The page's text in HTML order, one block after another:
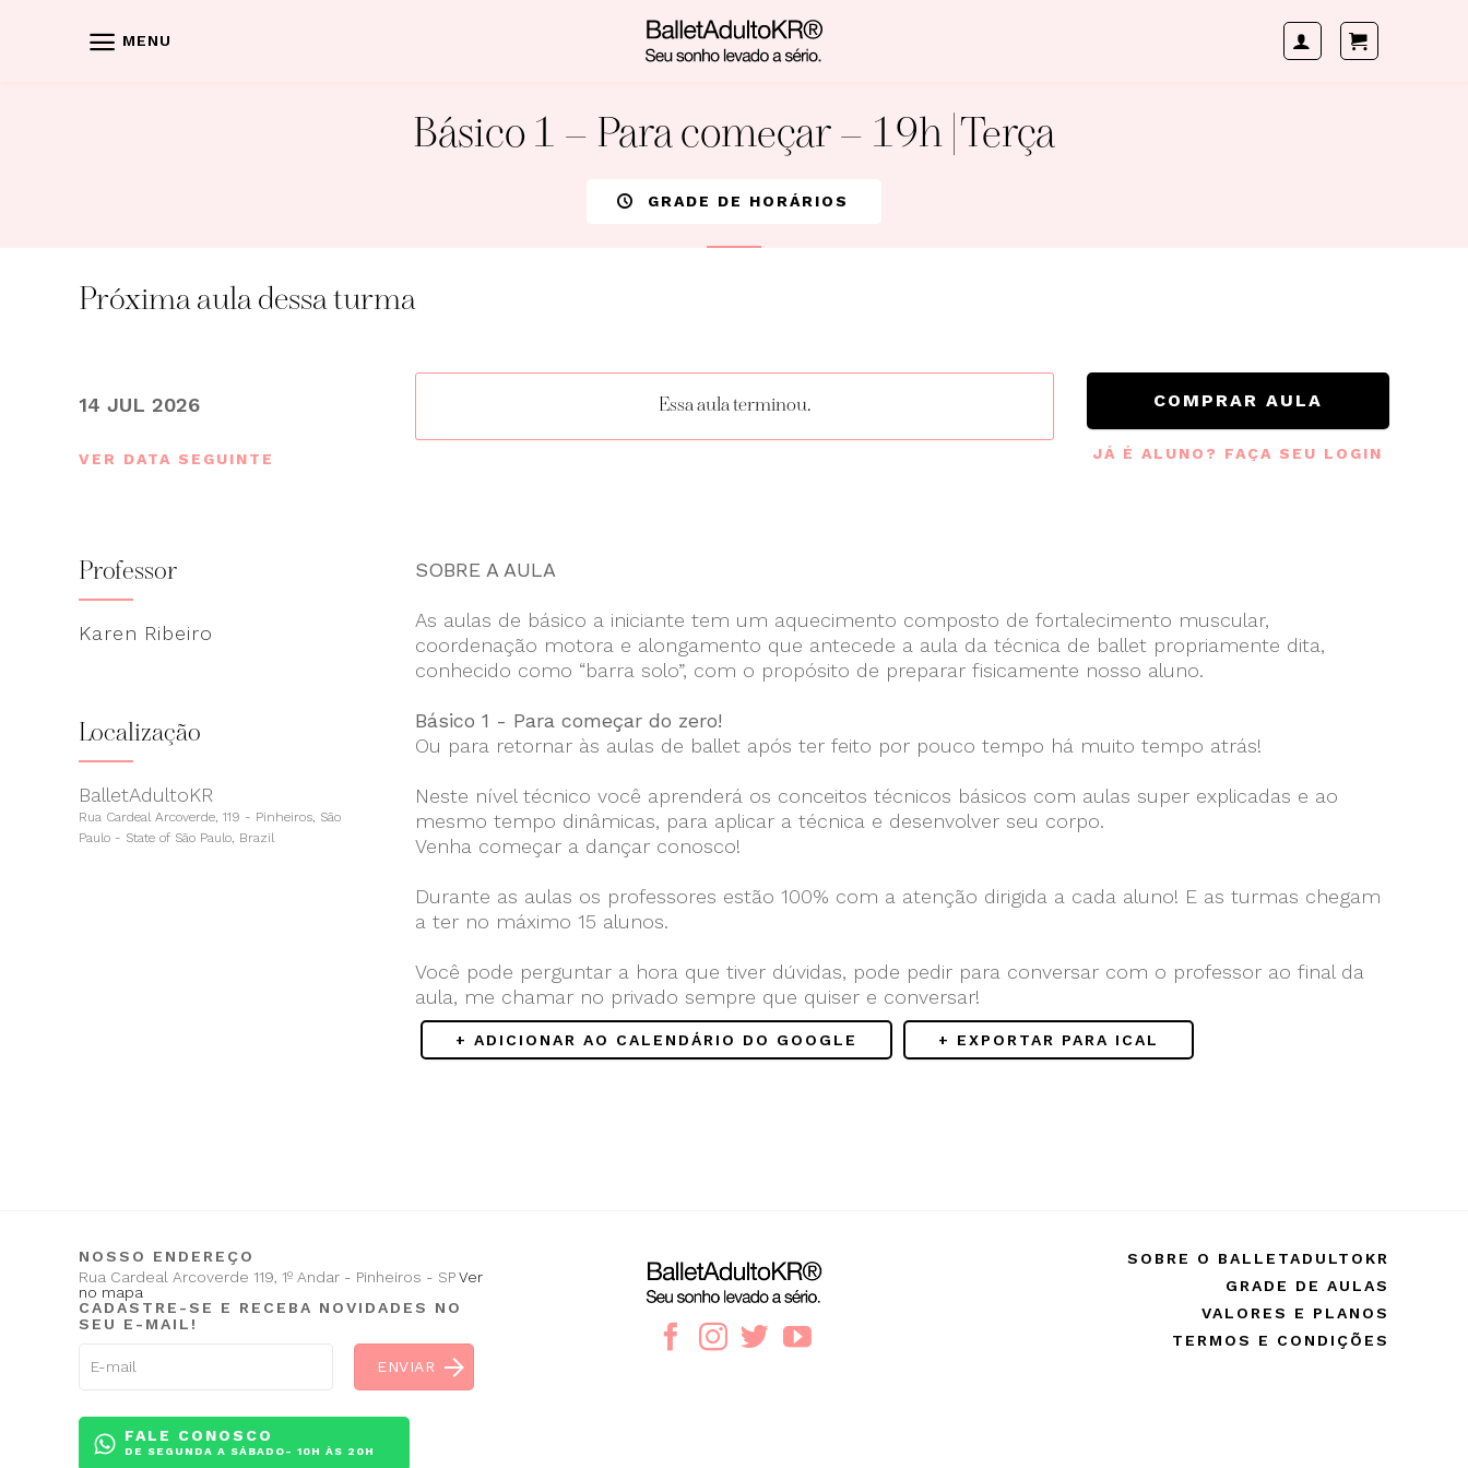
MENU
Básico 1 – Para começar – 19h | Terça
GRADE DE HORÁRIOS
Próxima aula dessa turma
14 JUL 2026
VER DATA SEGUINTE
Essa aula terminou. COMPRAR AULA
JÁ É ALUNO? FAÇA SEU LOGIN
Professor
Karen Ribeiro
Localização
BalletAdultoKR
Rua Cardeal Arcoverde, 119 - Pinheiros, São
Paulo - State of São Paulo, Brazil
SOBRE A AULA
As aulas de básico a iniciante tem um aquecimento composto de fortalecimento muscular,
coordenação motora e alongamento que antecede a aula da técnica de ballet propriamente dita,
conhecido como “barra solo”, com o propósito de preparar fisicamente nosso aluno.
Básico 1 - Para começar do zero!
Ou para retornar às aulas de ballet após ter feito por pouco tempo há muito tempo atrás!
Neste nível técnico você aprenderá os conceitos técnicos básicos com aulas super explicadas e ao
mesmo tempo dinâmicas, para aplicar a técnica e desenvolver seu corpo.
Venha começar a dançar conosco!
Durante as aulas os professores estão 100% com a atenção dirigida a cada aluno! E as turmas chegam
a ter no máximo 15 alunos.
Você pode perguntar a hora que tiver dúvidas, pode pedir para conversar com o professor ao final da
aula, me chamar no privado sempre que quiser e conversar!
+ ADICIONAR AO CALENDÁRIO DO GOOGLE + EXPORTAR PARA ICAL
NOSSO ENDEREÇO
Rua Cardeal Arcoverde 119, 1º Andar - Pinheiros - SPVer
no mapa
CADASTRE-SE E RECEBA NOVIDADES NO
SEU E-MAIL!
FALE CONOSCO
DE SEGUNDA A SÁBADO- 10H ÀS 20H
SOBRE O BALLETADULTOKR
GRADE DE AULAS
VALORES E PLANOS
TERMOS E CONDIÇÕES